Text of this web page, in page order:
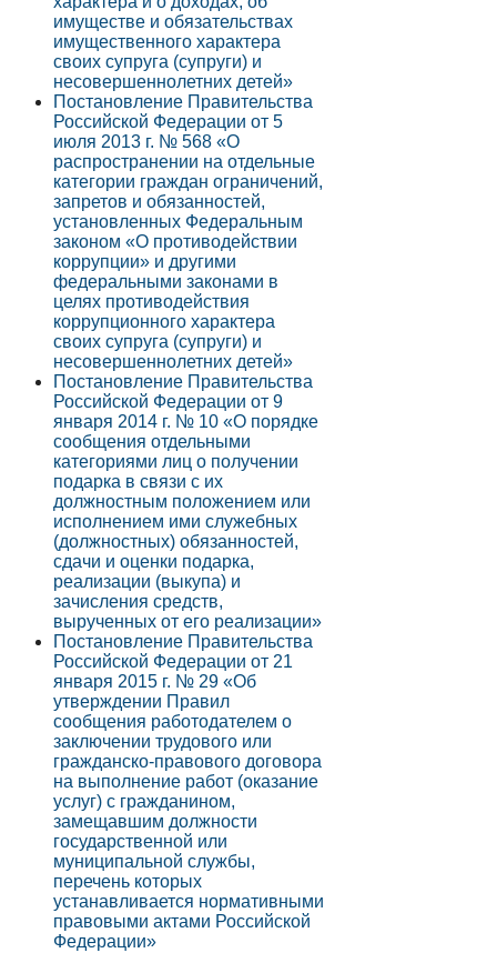
имуществе и обязательствах
имущественного характера
своих супруга (супруги) и
несовершеннолетних детей»
Постановление Правительства
Российской Федерации от 5
июля 2013 г. № 568 «О
распространении на отдельные
категории граждан ограничений,
запретов и обязанностей,
установленных Федеральным
законом «О противодействии
коррупции» и другими
федеральными законами в
целях противодействия
коррупционного характера
своих супруга (супруги) и
несовершеннолетних детей»
Постановление Правительства
Российской Федерации от 9
января 2014 г. № 10 «О порядке
сообщения отдельными
категориями лиц о получении
подарка в связи с их
должностным положением или
исполнением ими служебных
(должностных) обязанностей,
сдачи и оценки подарка,
реализации (выкупа) и
зачисления средств,
вырученных от его реализации»
Постановление Правительства
Российской Федерации от 21
января 2015 г. № 29 «Об
утверждении Правил
сообщения работодателем о
заключении трудового или
гражданско-правового договора
на выполнение работ (оказание
услуг) с гражданином,
замещавшим должности
государственной или
муниципальной службы,
перечень которых
устанавливается нормативными
правовыми актами Российской
Федерации»